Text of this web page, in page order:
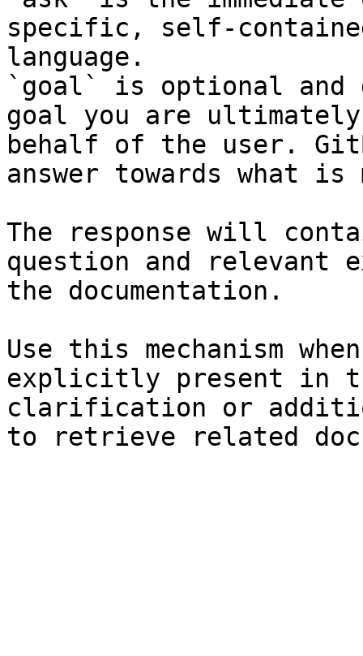
specific, self-
language.
`goal` is optional and
goal you are
behalf of the user.
answer towards what
The response will
question and relevant
the documentation.
Use this mechanism
explicitly present in
clarification or